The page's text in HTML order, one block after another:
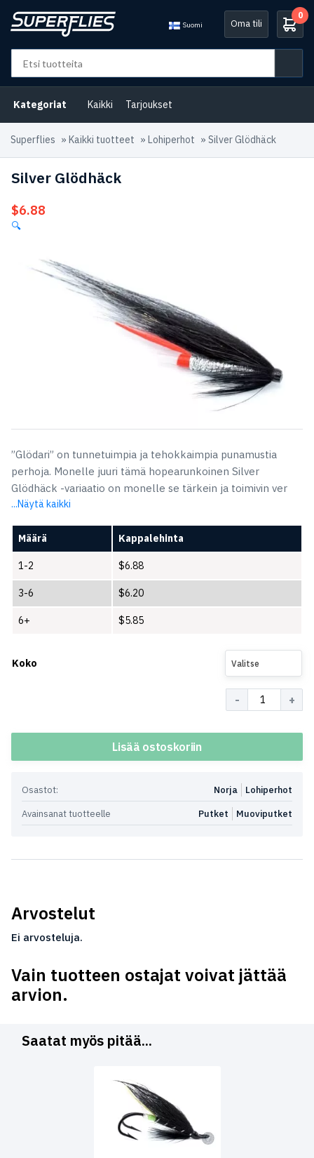
Suomi Oma tili
0
Kategoriat Kaikki Tarjoukset
Superflies » Kaikki tuotteet » Lohiperhot » Silver Glödhäck
Silver Glödhäck
$6.88
🔍
”Glödari” on tunnetuimpia ja tehokkaimpia punamustia
perhoja. Monelle juuri tämä hopearunkoinen Silver
Glödhäck -variaatio on monelle se tärkein ja toimivin ver
...Näytä kaikki
Määrä Kappalehinta
1-2 $6.88
3-6 $6.20
6+ $5.85
Koko Valitse
Lisää ostoskoriin
Osastot: Lohiperhot
Norja
Avainsanat tuotteelle
Muoviputket
Putket
Arvostelut
Ei arvosteluja.
Vain tuotteen ostajat voivat jättää
arvion.
Saatat myös pitää...